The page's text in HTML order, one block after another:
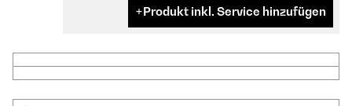
Produkt inkl. Service hinzufügen